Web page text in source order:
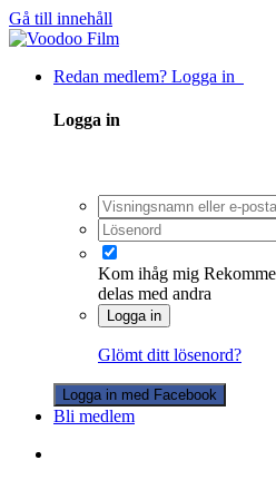
Gå till innehåll
Redan medlem? Logga in
Logga in
Kom ihåg mig
delas med andra
Logga in
Glömt ditt lösenord?
Logga in med Facebook
Bli medlem